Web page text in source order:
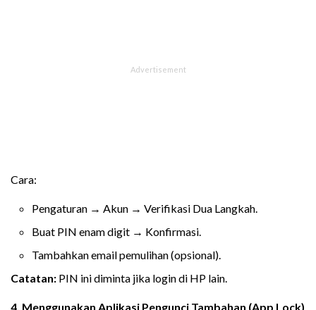
Cara:
Pengaturan → Akun → Verifikasi Dua Langkah.
Buat PIN enam digit → Konfirmasi.
Tambahkan email pemulihan (opsional).
Catatan: PIN ini diminta jika login di HP lain.
4. Menggunakan Aplikasi Pengunci Tambahan (App Lock)